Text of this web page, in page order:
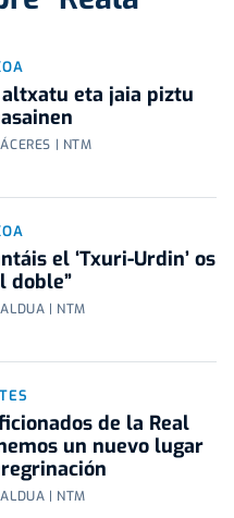
altxatu eta jaia piztu
| NTM
el ‘Txuri-Urdin’ os
doble”
| NTM
de la Real
un nuevo lugar
| NTM